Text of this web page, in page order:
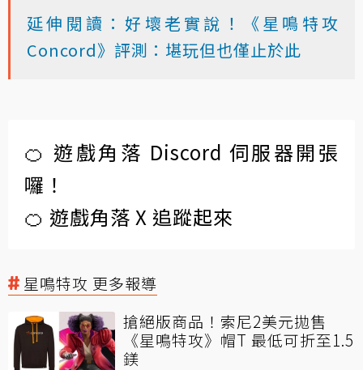
延伸閱讀：好壞老實說！《星鳴特攻
Concord》評測：堪玩但也僅止於此
🍊 遊戲角落 Discord 伺服器開張
囉！
🍊 遊戲角落 X 追蹤起來
星鳴特攻 更多報導
搶絕版商品！索尼2美元拋售
《星鳴特攻》帽T 最低可折至1.5
鎂